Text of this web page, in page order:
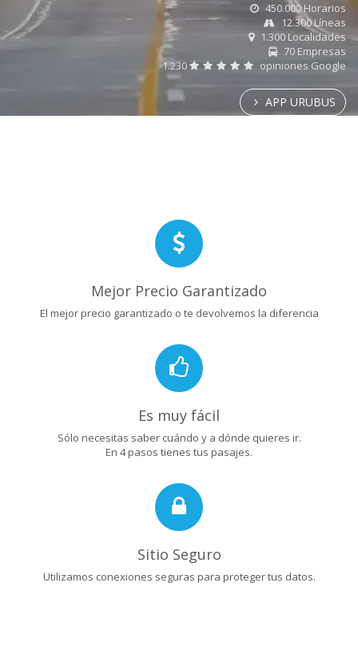
450.000 Horarios
12.300 Líneas
1.300 Localidades
70 Empresas
1.230
opiniones Google
APP URUBUS
Mejor Precio Garantizado
El mejor precio garantizado o te devolvemos la diferencia
Es muy fácil
Sólo necesitas saber cuándo y a dónde quieres ir.
En 4 pasos tienes tus pasajes.
Sitio Seguro
Utilizamos conexiones seguras para proteger tus datos.